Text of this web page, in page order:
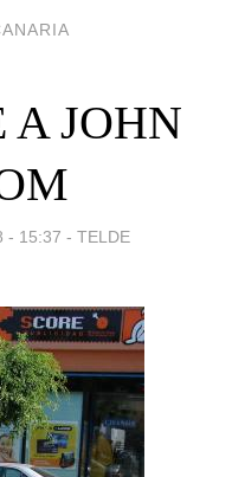
A JOHN
- 15:37 - TELDE